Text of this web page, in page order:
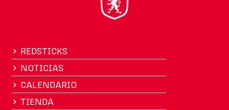
REDSTICKS
NOTICIAS
CALENDARIO
TIENDA